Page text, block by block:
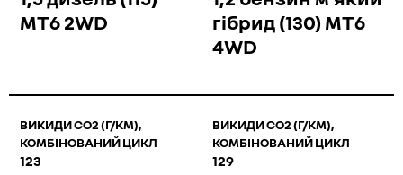
MT6 2WD
гібрид (130) MT6
4WD
ВИКИДИ СО2 (Г/КМ),
КОМБІНОВАНИЙ ЦИКЛ
123
ВИКИДИ СО2 (Г/КМ),
КОМБІНОВАНИЙ ЦИКЛ
129